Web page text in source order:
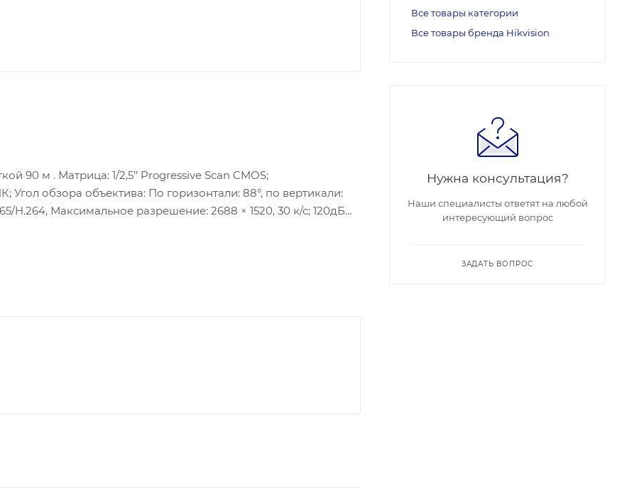
90 м . Матрица: 1/2,5’’ Progressive Scan CMOS;
Угол обзора объектива: По горизонтали: 88°, по вертикали:
H.264, Максимальное разрешение: 2688 × 1520, 30 к/с; 120дБ
Все товары категории
Все товары бренда Hikvision
Нужна консультация?
Наши специалисты ответят на любой
интересующий вопрос
ЗАДАТЬ ВОПРОС